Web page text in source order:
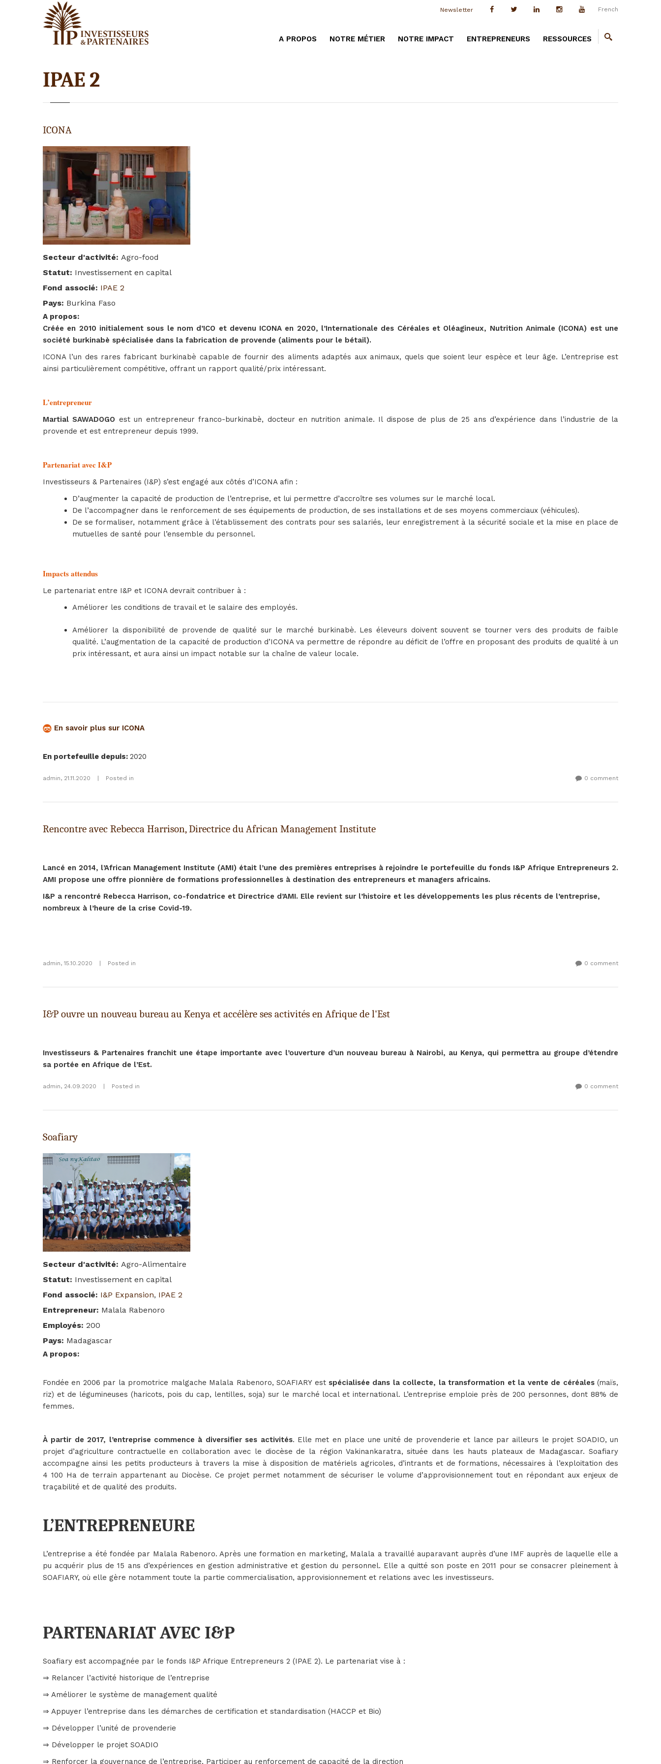
French
Newsletter
A PROPOS NOTRE MÉTIER NOTRE IMPACT ENTREPRENEURS RESSOURCES
IPAE 2
ICONA
Secteur d'activité: Agro-food
Statut: Investissement en capital
Fond associé: IPAE 2
Pays: Burkina Faso
A propos:
Créée en 2010 initialement sous le nom d’ICO et devenu ICONA en 2020, l’Internationale des Céréales et Oléagineux, Nutrition Animale (ICONA) est une
société burkinabè spécialisée dans la fabrication de provende (aliments pour le bétail).
ICONA l’un des rares fabricant burkinabè capable de fournir des aliments adaptés aux animaux, quels que soient leur espèce et leur âge. L’entreprise est
ainsi particulièrement compétitive, offrant un rapport qualité/prix intéressant.
L’entrepreneur
Martial SAWADOGO est un entrepreneur franco-burkinabè, docteur en nutrition animale. Il dispose de plus de 25 ans d’expérience dans l’industrie de la
provende et est entrepreneur depuis 1999.
Partenariat avec I&P
Investisseurs & Partenaires (I&P) s’est engagé aux côtés d’ICONA afin :
D’augmenter la capacité de production de l’entreprise, et lui permettre d’accroître ses volumes sur le marché local.
De l’accompagner dans le renforcement de ses équipements de production, de ses installations et de ses moyens commerciaux (véhicules).
De se formaliser, notamment grâce à l’établissement des contrats pour ses salariés, leur enregistrement à la sécurité sociale et la mise en place de
mutuelles de santé pour l’ensemble du personnel.
Impacts attendus
Le partenariat entre I&P et ICONA devrait contribuer à :
Améliorer les conditions de travail et le salaire des employés.
Améliorer la disponibilité de provende de qualité sur le marché burkinabè. Les éleveurs doivent souvent se tourner vers des produits de faible
qualité. L’augmentation de la capacité de production d’ICONA va permettre de répondre au déficit de l’offre en proposant des produits de qualité à un
prix intéressant, et aura ainsi un impact notable sur la chaîne de valeur locale.
En savoir plus sur ICONA
En portefeuille depuis: 2020
admin, 21.11.2020 Posted in 0 comment
Rencontre avec Rebecca Harrison, Directrice du African Management Institute
Lancé en 2014, l’African Management Institute (AMI) était l’une des premières entreprises à rejoindre le portefeuille du fonds I&P Afrique Entrepreneurs 2.
AMI propose une offre pionnière de formations professionnelles à destination des entrepreneurs et managers africains.
I&P a rencontré Rebecca Harrison, co-fondatrice et Directrice d’AMI. Elle revient sur l’histoire et les développements les plus récents de l’entreprise,
nombreux à l’heure de la crise Covid-19.
admin, 15.10.2020 Posted in 0 comment
I&P ouvre un nouveau bureau au Kenya et accélère ses activités en Afrique de l'Est
Investisseurs & Partenaires franchit une étape importante avec l’ouverture d’un nouveau bureau à Nairobi, au Kenya, qui permettra au groupe d’étendre
sa portée en Afrique de l’Est.
admin, 24.09.2020 Posted in 0 comment
Soafiary
Secteur d'activité: Agro-Alimentaire
Statut: Investissement en capital
Fond associé: I&P Expansion, IPAE 2
Entrepreneur: Malala Rabenoro
Employés: 200
Pays: Madagascar
A propos:
Fondée en 2006 par la promotrice malgache Malala Rabenoro, SOAFIARY est spécialisée dans la collecte, la transformation et la vente de céréales(maïs,
riz) et de légumineuses (haricots, pois du cap, lentilles, soja) sur le marché local et international. L’entreprise emploie près de 200 personnes, dont 88% de
femmes.
À partir de 2017, l’entreprise commence à diversifier ses activités. Elle met en place une unité de provenderie et lance par ailleurs le projet SOADIO, un
projet d’agriculture contractuelle en collaboration avec le diocèse de la région Vakinankaratra, située dans les hauts plateaux de Madagascar. Soafiary
accompagne ainsi les petits producteurs à travers la mise à disposition de matériels agricoles, d’intrants et de formations, nécessaires à l’exploitation des
4 100 Ha de terrain appartenant au Diocèse. Ce projet permet notamment de sécuriser le volume d’approvisionnement tout en répondant aux enjeux de
traçabilité et de qualité des produits.
L’ENTREPRENEURE
L’entreprise a été fondée par Malala Rabenoro. Après une formation en marketing, Malala a travaillé auparavant auprès d’une IMF auprès de laquelle elle a
pu acquérir plus de 15 ans d’expériences en gestion administrative et gestion du personnel. Elle a quitté son poste en 2011 pour se consacrer pleinement à
SOAFIARY, où elle gère notamment toute la partie commercialisation, approvisionnement et relations avec les investisseurs.
PARTENARIAT AVEC I&P
Soafiary est accompagnée par le fonds I&P Afrique Entrepreneurs 2 (IPAE 2). Le partenariat vise à :
⇒ Relancer l’activité historique de l’entreprise
⇒ Améliorer le système de management qualité
⇒ Appuyer l’entreprise dans les démarches de certification et standardisation (HACCP et Bio)
⇒ Développer l’unité de provenderie
⇒ Développer le projet SOADIO
⇒ Renforcer la gouvernance de l’entreprise, Participer au renforcement de capacité de la direction